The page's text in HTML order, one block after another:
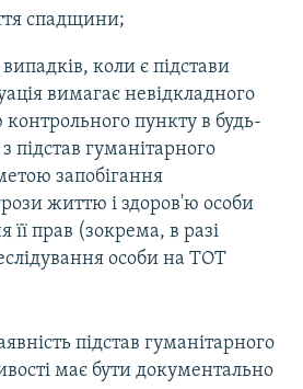
спадщини;
коли є підстави
вимагає невідкладного
пункту в будь-
підстав гуманітарного
запобігання
життю і здоров'ю особи
прав (зокрема, в разі
особи на ТОТ
підстав гуманітарного
має бути документально